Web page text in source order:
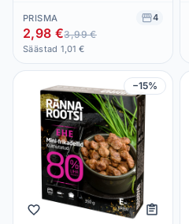
PRISMA 4
2,98 €3,99 €
Säästad 1,01 €
−15%